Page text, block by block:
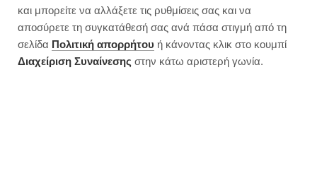
και μπορείτε να αλλάξετε τις ρυθμίσεις σας και να
αποσύρετε τη συγκατάθεσή σας ανά πάσα στιγμή από τη
σελίδα Πολιτική απορρήτου ή κάνοντας κλικ στο κουμπί
Διαχείριση Συναίνεσης στην κάτω αριστερή γωνία.